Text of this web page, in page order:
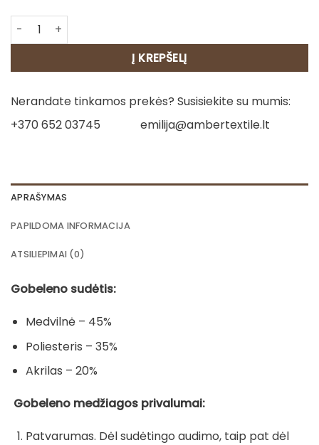
produkto kiekis: Stalo takelis - Kalėdų kaspinai
Į KREPŠELĮ
Nerandate tinkamos prekės? Susisiekite su mumis:
+370 652 03745
emilija@ambertextile.lt
APRAŠYMAS
PAPILDOMA INFORMACIJA
ATSILIEPIMAI (0)
Gobeleno sudėtis:
Medvilnė – 45%
Poliesteris – 35%
Akrilas – 20%
Gobeleno medžiagos privalumai:
Patvarumas. Dėl sudėtingo audimo, taip pat dėl